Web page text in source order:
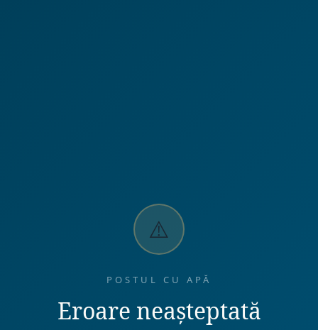
⚠️
POSTUL CU APĂ
Eroare neașteptată